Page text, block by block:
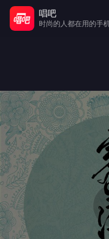
唱吧
时尚的人都在用的手